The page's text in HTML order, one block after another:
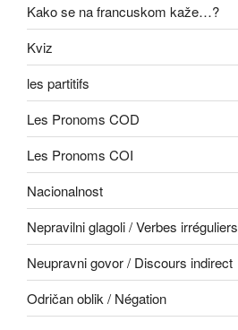
Kako se na francuskom kaže…?
Kviz
les partitifs
Les Pronoms COD
Les Pronoms COI
Nacionalnost
Nepravilni glagoli / Verbes irréguliers
Neupravni govor / Discours indirect
Odričan oblik / Négation